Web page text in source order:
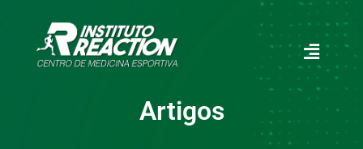
kingroyal betpark
Artigos